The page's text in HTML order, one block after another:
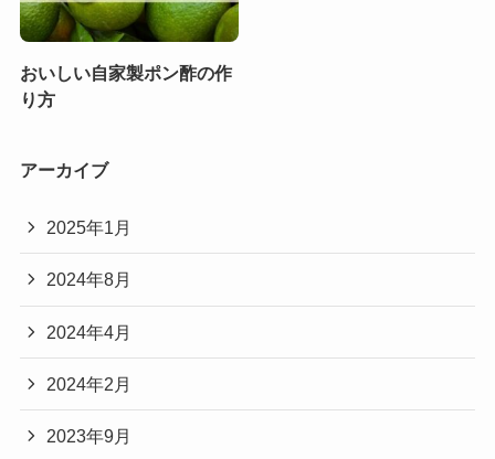
おいしい自家製ポン酢の作
り方
アーカイブ
2025年1月
2024年8月
2024年4月
2024年2月
2023年9月